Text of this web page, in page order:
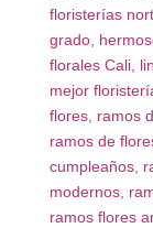
floristerías
grado,
florales Cali,
mejor
flores, ramos
ramos de
cumpleaños,
modernos,
ramos flores